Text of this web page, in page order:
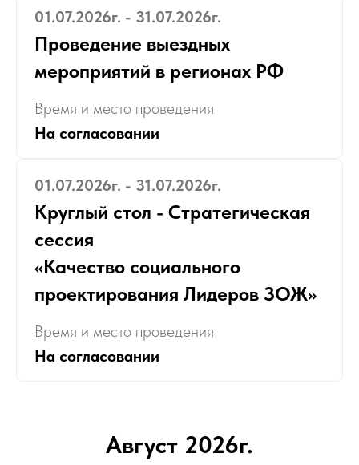
01.07.2026г. - 31.07.2026г.
Проведение выездных
мероприятий в регионах РФ
Время и место проведения
На согласовании
01.07.2026г. - 31.07.2026г.
Круглый стол - Стратегическая
сессия
«Качество социального
проектирования Лидеров ЗОЖ»
Время и место проведения
На согласовании
Август 2026г.